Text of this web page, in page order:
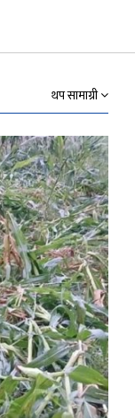
थप सामाग्री